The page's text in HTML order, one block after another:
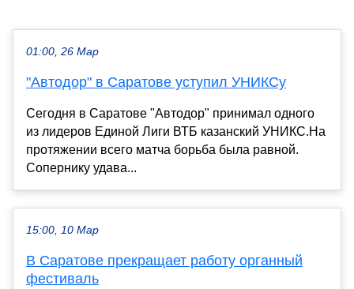
01:00, 26 Мар
"Автодор" в Саратове уступил УНИКСу
Сегодня в Саратове "Автодор" принимал одного
из лидеров Единой Лиги ВТБ казанский УНИКС.На
протяжении всего матча борьба была равной.
Сопернику удава...
15:00, 10 Мар
В Саратове прекращает работу органный
фестиваль